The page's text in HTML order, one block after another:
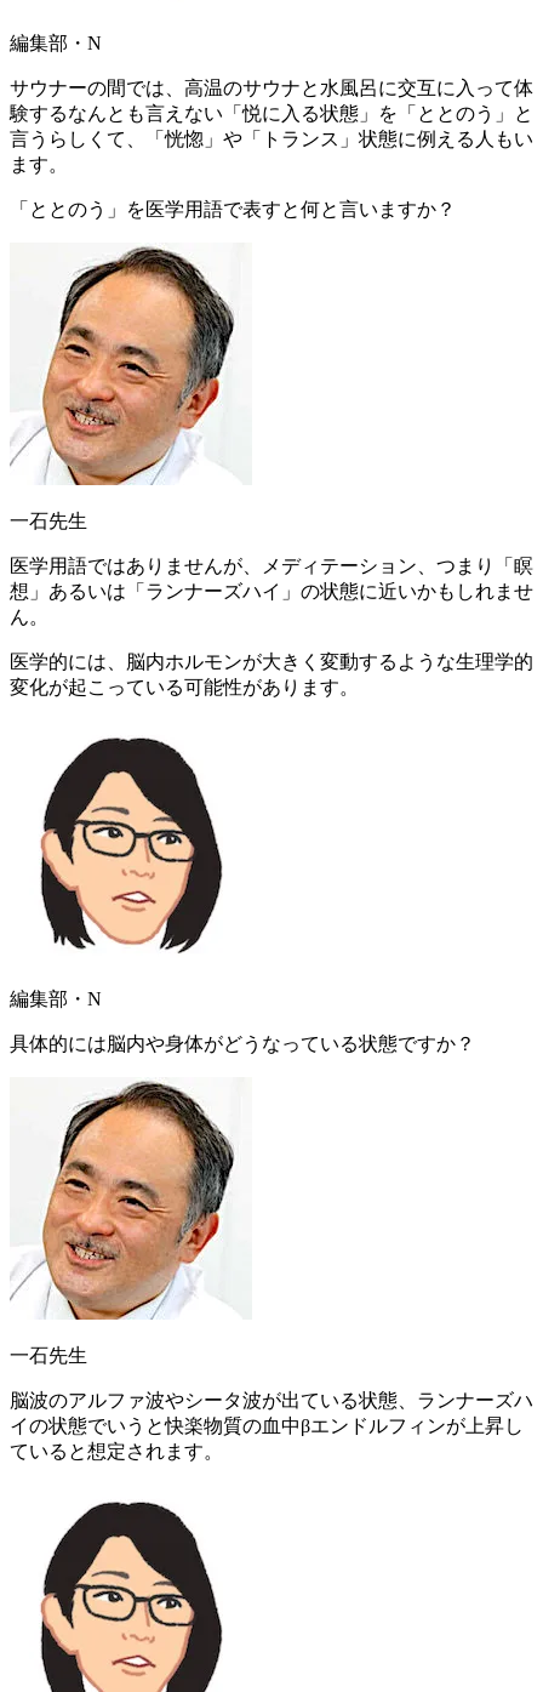
編集部・N
サウナーの間では、高温のサウナと水風呂に交互に入って体
験するなんとも言えない 「悦に入る状態」を「ととのう」と
言う らしくて、「恍惚」や「トランス」状態に例える人もい
ます。
「ととのう」を医学用語で表すと何と言いますか？
一石先生
医学用語ではありませんが、メディテーション、つまり
「瞑
想」 あるいは「 ランナーズハイ 」の状態に近いかもしれませ
ん。
医学的には、脳内ホルモンが大きく変動するような生理学的
変化が起こっている可能性があります。
編集部・N
具体的には脳内や身体がどうなっている状態ですか？
一石先生
脳波のアルファ波やシータ波が出ている状態 、ランナーズハ
イの状態でいうと快楽物質の血中βエンドルフィンが上昇し
ている と想定されます。